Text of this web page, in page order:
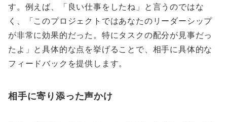
す。例えば、「良い仕事をしたね」と言うのではな
く、「このプロジェクトではあなたのリーダーシップ
が非常に効果的だった。特にタスクの配分が見事だっ
たよ」と具体的な点を挙げることで、相手に具体的な
フィードバックを提供します。
相手に寄り添った声かけ